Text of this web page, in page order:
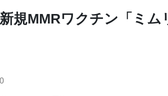
規MMRワクチン「ミム